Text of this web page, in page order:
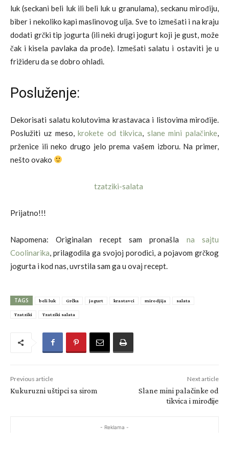
luk (seckani beli luk ili beli luk u granulama), seckanu mirođiju,
biber i nekoliko kapi maslinovog ulja. Sve to izmešati i na kraju
dodati grčki tip jogurta (ili neki drugi jogurt koji je gust, može
čak i kisela pavlaka da prođe). Izmešati salatu i ostaviti je u
frižideru da se dobro ohladi.
Posluženje:
Dekorisati salatu kolutovima krastavaca i listovima mirođije.
Poslužiti uz meso,krokete od tikvica, slane mini palačinke,
prženice ili neko drugo jelo prema vašem izboru. Na primer,
nešto ovako
Prijatno!!!
Napomena: Originalan recept sam pronašla na sajtu
Coolinarika, prilagodila ga svojoj porodici, a pojavom grčkog
jogurta i kod nas, uvrstila sam ga u ovaj recept.
TAGS beli luk Grčka jogurt krastavci mirodjija salata
Tzatziki Tzatziki salata
Previous article
Kukuruzni uštipci sa sirom
Next article
Slane mini palačinke od
tikvica i mirođije
- Reklama -